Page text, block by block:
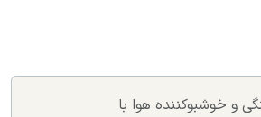
و خوشبوکننده هوا با